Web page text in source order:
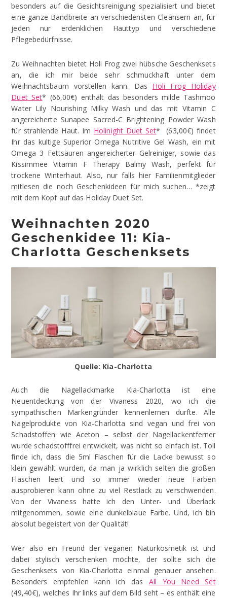
besonders auf die Gesichtsreinigung spezialisiert und bietet
eine ganze Bandbreite an verschiedensten Cleansern an, für
jeden nur erdenklichen Hauttyp und verschiedene
Pflegebedürfnisse.
Zu Weihnachten bietet Holi Frog zwei hübsche Geschenksets
an, die ich mir beide sehr schmuckhaft unter dem
Weihnachtsbaum vorstellen kann. Das Holi Frog Holiday
Duet Set* (66,00€) enthält das besonders milde Tashmoo
Water Lily Nourishing Milky Wash und das mit Vitamin C
angereicherte Sunapee Sacred-C Brightening Powder Wash
für strahlende Haut. Im Holinight Duet Set* (63,00€) findet
Ihr das kultige Superior Omega Nutritive Gel Wash, ein mit
Omega 3 Fettsäuren angereicherter Gelreiniger, sowie das
Kissimmee Vitamin F Therapy Balmy Wash, perfekt für
trockene Winterhaut. Also, nur falls hier Familienmitglieder
mitlesen die noch Geschenkideen für mich suchen… *zeigt
mit dem Kopf auf das Holiday Duet Set.
Weihnachten 2020
Geschenkidee 11: Kia-
Charlotta Geschenksets
Quelle: Kia-Charlotta
Auch die Nagellackmarke Kia-Charlotta ist eine
Neuentdeckung von der Vivaness 2020, wo ich die
sympathischen Markengründer kennenlernen durfte. Alle
Nagelprodukte von Kia-Charlotta sind vegan und frei von
Schadstoffen wie Aceton – selbst der Nagellackentferner
wurde schadstofffrei entwickelt, was nicht so einfach ist. Toll
finde ich, dass die 5ml Flaschen für die Lacke bewusst so
klein gewählt wurden, da man ja wirklich selten die großen
Flaschen leert und so immer wieder neue Farben
ausprobieren kann ohne zu viel Restlack zu verschwenden.
Von der Vivaness hatte ich den Unter- und Überlack
mitgenommen, sowie eine dunkelblaue Farbe. Und, ich bin
absolut begeistert von der Qualität!
Wer also ein Freund der veganen Naturkosmetik ist und
dabei stylisch verschenken möchte, der sollte sich die
Geschenksets von Kia-Charlotta einmal genauer ansehen.
Besonders empfehlen kann ich das All You Need Set
(49,40€), welches Ihr links auf dem Bild seht – es enthält eine